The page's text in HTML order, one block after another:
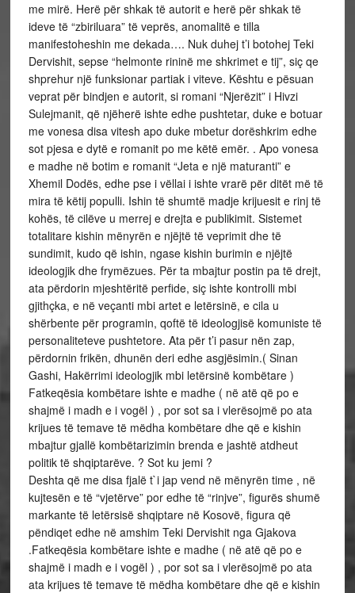
me mirë. Herë për shkak të autorit e herë për shkak të
ideve të “zbiriluara” të veprës, anomalitë e tilla
manifestoheshin me dekada…. Nuk duhej t’i botohej Teki
Dervishit, sepse “helmonte rininë me shkrimet e tij”, siç qe
shprehur një funksionar partiak i viteve. Kështu e pësuan
veprat për bindjen e autorit, si romani “Njerëzit” i Hivzi
Sulejmanit, që njëherë ishte edhe pushtetar, duke e botuar
me vonesa disa vitesh apo duke mbetur dorëshkrim edhe
sot pjesa e dytë e romanit po me këtë emër. . Apo vonesa
e madhe në botim e romanit “Jeta e një maturanti” e
Xhemil Dodës, edhe pse i vëllai i ishte vrarë për ditët më të
mira të këtij populli. Ishin të shumtë madje krijuesit e rinj të
kohës, të cilëve u merrej e drejta e publikimit. Sistemet
totalitare kishin mënyrën e njëjtë të veprimit dhe të
sundimit, kudo që ishin, ngase kishin burimin e njëjtë
ideologjik dhe frymëzues. Për ta mbajtur postin pa të drejt,
ata përdorin mjeshtëritë perfide, siç ishte kontrolli mbi
gjithçka, e në veçanti mbi artet e letërsinë, e cila u
shërbente për programin, qoftë të ideologjisë komuniste të
personaliteteve pushtetore. Ata për t’i pasur nën zap,
përdornin frikën, dhunën deri edhe asgjësimin.( Sinan
Gashi, Hakërrimi ideologjik mbi letërsinë kombëtare )
Fatkeqësia kombëtare ishte e madhe ( në atë që po e
shajmë i madh e i vogël ) , por sot sa i vlerësojmë po ata
krijues të temave të mëdha kombëtare dhe që e kishin
mbajtur gjallë kombëtarizimin brenda e jashtë atdheut
politik të shqiptarëve. ? Sot ku jemi ?
Deshta që me disa fjalë t`i jap vend në mënyrën time , në
kujtesën e të “vjetërve” por edhe të “rinjve”, figurës shumë
markante të letërsisë shqiptare në Kosovë, figura që
pëndiqet edhe në amshim Teki Dervishit nga Gjakova
.Fatkeqësia kombëtare ishte e madhe ( në atë që po e
shajmë i madh e i vogël ) , por sot sa i vlerësojmë po ata
ata krijues të temave të mëdha kombëtare dhe që e kishin